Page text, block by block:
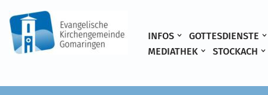
Zum
Inhalt
INFOS GOTTESDIENSTE
MEDIATHEK
STOCKACH